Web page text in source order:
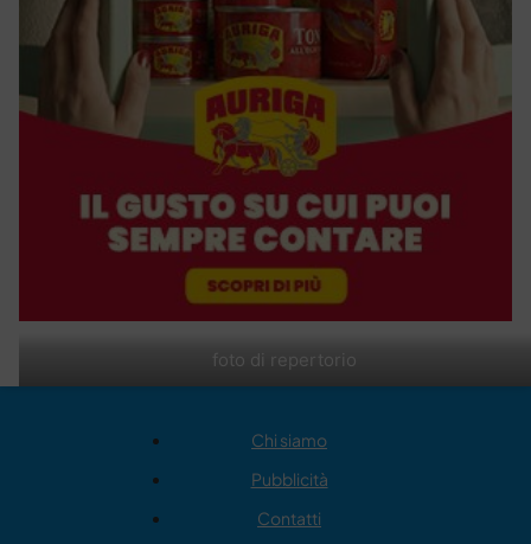
foto di repertorio
Chi siamo
Pubblicità
Contatti